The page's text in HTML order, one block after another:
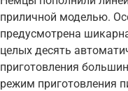
приличной моделью.
предусмотрена
целых десять
приготовления
режим приготовления